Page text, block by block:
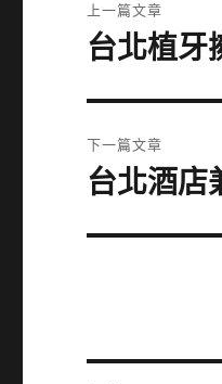
章
上一篇文章
上
篇
文
章:
台北植牙
下一篇文章
下
篇
台北酒店